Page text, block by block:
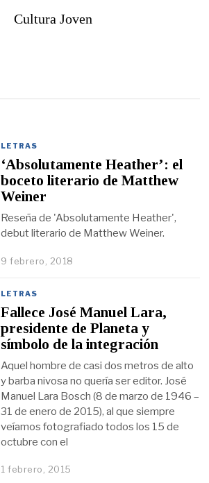
Cultura Joven
LETRAS
‘Absolutamente Heather’: el
boceto literario de Matthew
Weiner
Reseña de 'Absolutamente Heather',
debut literario de Matthew Weiner.
9 febrero, 2018
LETRAS
Fallece José Manuel Lara,
presidente de Planeta y
símbolo de la integración
Aquel hombre de casi dos metros de alto
y barba nivosa no quería ser editor. José
Manuel Lara Bosch (8 de marzo de 1946 –
31 de enero de 2015), al que siempre
veíamos fotografiado todos los 15 de
octubre con el
1 febrero, 2015